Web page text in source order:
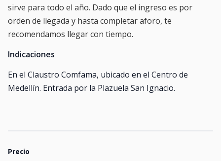
sirve para todo el año. Dado que el ingreso es por
orden de llegada y hasta completar aforo, te
recomendamos llegar con tiempo.
Indicaciones
En el Claustro Comfama, ubicado en el Centro de
Medellín. Entrada por la Plazuela San Ignacio.
Precio